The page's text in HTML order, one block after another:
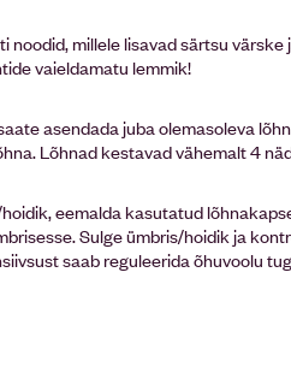
millele lisavad särtsu
vaieldamatu lemmik!
asendada juba olemasoleva
Lõhnad kestavad vähemalt 4
eemalda kasutatud
Sulge ümbris/hoidik ja
saab reguleerida õhuvoolu